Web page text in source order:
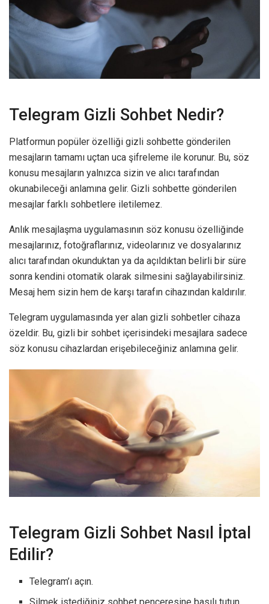
Telegram Gizli Sohbet Nedir?
Platformun popüler özelliği gizli sohbette gönderilen
mesajların tamamı uçtan uca şifreleme ile korunur. Bu, söz
konusu mesajların yalnızca sizin ve alıcı tarafından
okunabileceği anlamına gelir. Gizli sohbette gönderilen
mesajlar farklı sohbetlere iletilemez.
Anlık mesajlaşma uygulamasının söz konusu özelliğinde
mesajlarınız, fotoğraflarınız, videolarınız ve dosyalarınız
alıcı tarafından okunduktan ya da açıldıktan belirli bir süre
sonra kendini otomatik olarak silmesini sağlayabilirsiniz.
Mesaj hem sizin hem de karşı tarafın cihazından kaldırılır.
Telegram uygulamasında yer alan gizli sohbetler cihaza
özeldir. Bu, gizli bir sohbet içerisindeki mesajlara sadece
söz konusu cihazlardan erişebileceğiniz anlamına gelir.
Telegram Gizli Sohbet Nasıl İptal
Edilir?
Telegram’ı açın.